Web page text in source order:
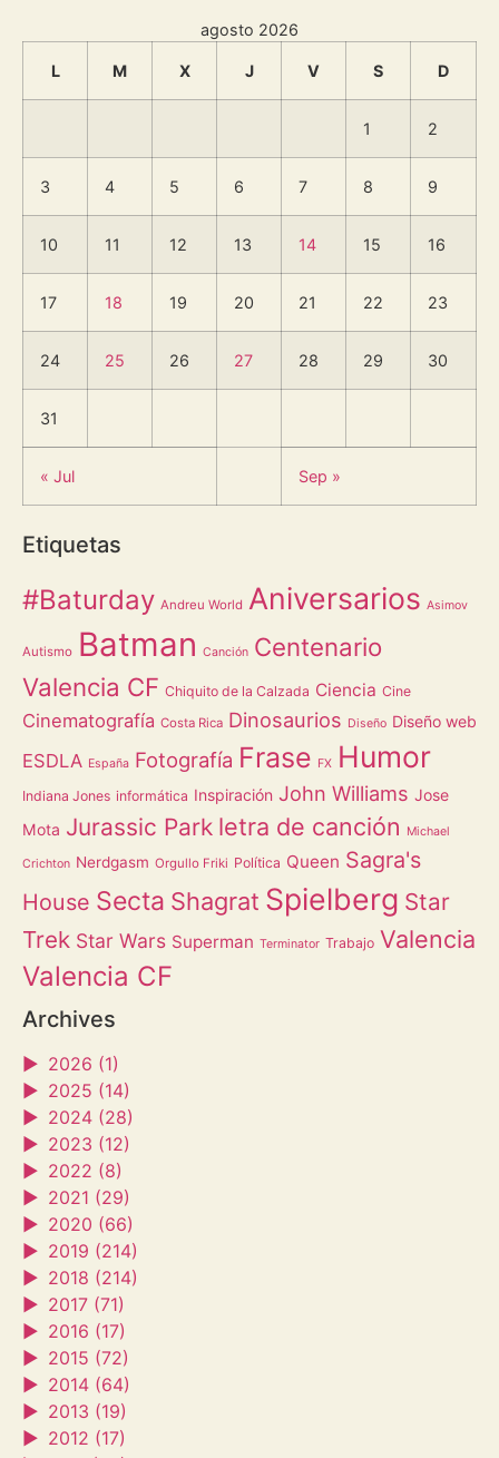
agosto 2026
L M X J V S D
1 2
3 4 5 6 7 8 9
10 11 12 13 14 15 16
17 18 19 20 21 22 23
24 25 26 27 28 29 30
31
« Jul Sep »
Etiquetas
#Baturday Andreu World Aniversarios Asimov
Autismo Batman Canción Centenario
Valencia CF Chiquito de la Calzada Ciencia Cine
Cinematografía Costa Rica Dinosaurios Diseño Diseño web
ESDLA España Fotografía Frase FX Humor
Indiana Jones informática Inspiración John Williams Jose
Mota Jurassic Park letra de canción Michael
Crichton Nerdgasm Orgullo Friki Política Queen Sagra's
House Secta Shagrat Spielberg Star
Trek Star Wars Superman Terminator Trabajo Valencia
Valencia CF
Archives
► 2026 (1)
► 2025 (14)
► 2024 (28)
► 2023 (12)
► 2022 (8)
► 2021 (29)
► 2020 (66)
► 2019 (214)
► 2018 (214)
► 2017 (71)
► 2016 (17)
► 2015 (72)
► 2014 (64)
► 2013 (19)
► 2012 (17)